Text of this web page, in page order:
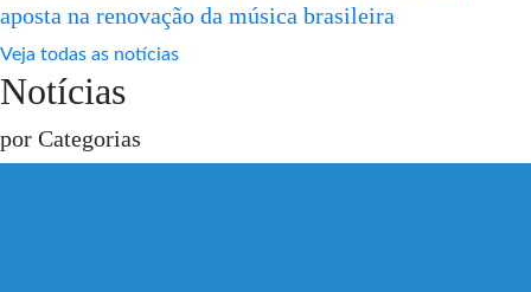
aposta na renovação da música brasileira
Veja todas as notícias
Notícias
por Categorias